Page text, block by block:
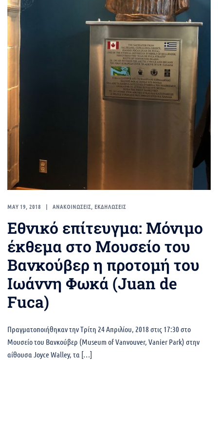
MAY 19, 2018 ΑΝΑΚΟΙΝΩΣΕΙΣ, ΕΚΔΗΛΩΣΕΙΣ
Eθνικό επίτευγμα: Μόνιμο
έκθεμα στο Μουσείο του
Βανκούβερ η προτομή του
Ιωάννη Φωκά (Juan de
Fuca)
Πραγματοποιήθηκαν την Tρίτη 24 Απριλίου, 2018 στις 17:30 στο
Μουσείο του Βανκούβερ (Museum of Vanvouver, Vanier Park) στην
αίθουσα Joyce Walley, τα […]